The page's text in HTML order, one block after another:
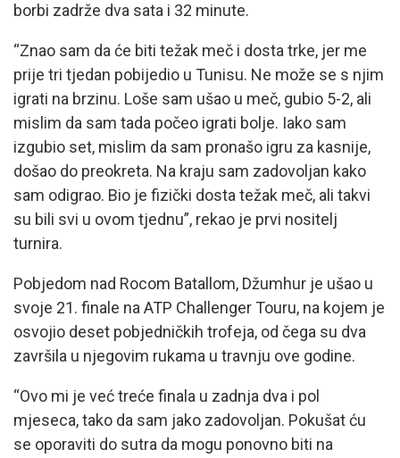
borbi zadrže dva sata i 32 minute.
“Znao sam da će biti težak meč i dosta trke, jer me
prije tri tjedan pobijedio u Tunisu. Ne može se s njim
igrati na brzinu. Loše sam ušao u meč, gubio 5-2, ali
mislim da sam tada počeo igrati bolje. Iako sam
izgubio set, mislim da sam pronašo igru za kasnije,
došao do preokreta. Na kraju sam zadovoljan kako
sam odigrao. Bio je fizički dosta težak meč, ali takvi
su bili svi u ovom tjednu”, rekao je prvi nositelj
turnira.
Pobjedom nad Rocom Batallom, Džumhur je ušao u
svoje 21. finale na ATP Challenger Touru, na kojem je
osvojio deset pobjedničkih trofeja, od čega su dva
završila u njegovim rukama u travnju ove godine.
“Ovo mi je već treće finala u zadnja dva i pol
mjeseca, tako da sam jako zadovoljan. Pokušat ću
se oporaviti do sutra da mogu ponovno biti na